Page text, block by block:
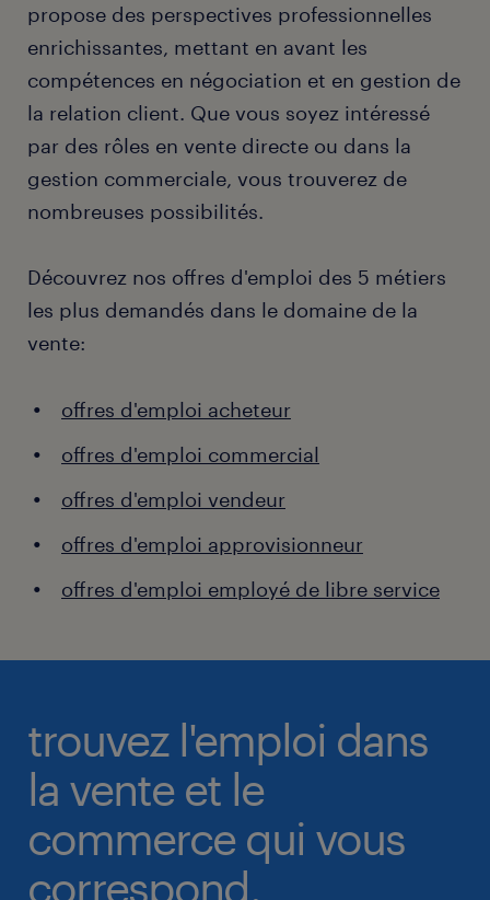
propose des perspectives professionnelles
enrichissantes, mettant en avant les
compétences en négociation et en gestion de
la relation client. Que vous soyez intéressé
par des rôles en vente directe ou dans la
gestion commerciale, vous trouverez de
nombreuses possibilités.
Découvrez nos offres d'emploi des 5 métiers
les plus demandés dans le domaine de la
vente:
offres d'emploi acheteur
offres d'emploi commercial
offres d'emploi vendeur
offres d'emploi approvisionneur
offres d'emploi employé de libre service
trouvez l'emploi dans
la vente et le
commerce qui vous
correspond.